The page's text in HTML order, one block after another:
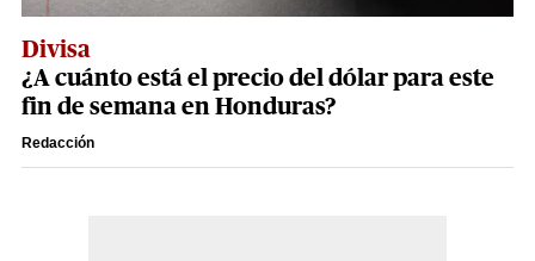
Divisa
¿A cuánto está el precio del dólar para este
fin de semana en Honduras?
Redacción